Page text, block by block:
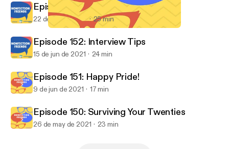
Nonfiction Friends
Episode 153: Beach Vibes
22 de jun de 2021 25 min
Episode 152: Interview Tips
15 de jun de 2021 24 min
Episode 151: Happy Pride!
9 de jun de 2021 17 min
Episode 150: Surviving Your Twenties
26 de may de 2021 23 min